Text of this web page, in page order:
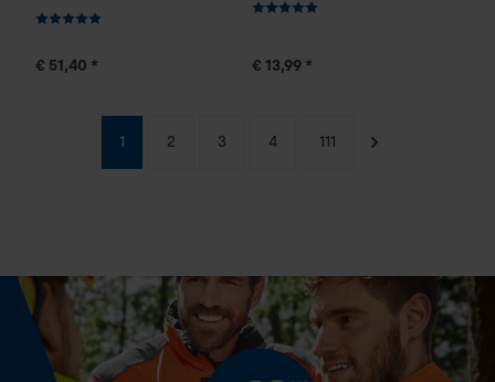
€ 51,40 * € 13,99 *
1 2 3 4 111